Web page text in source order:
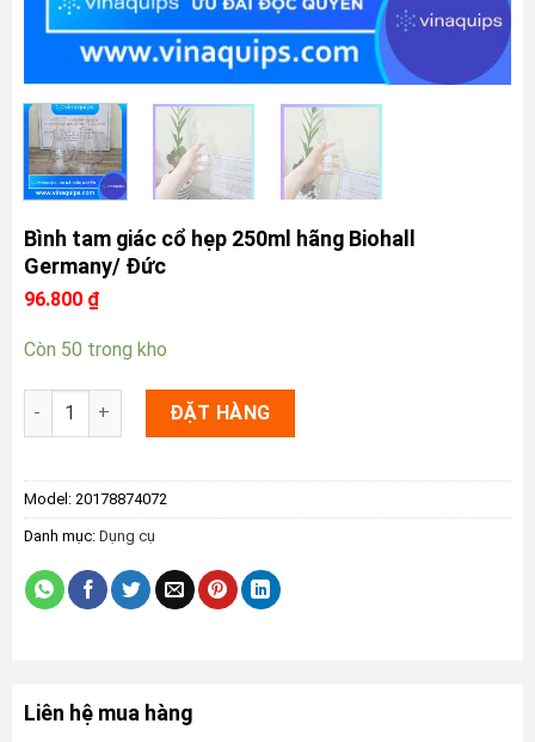
Bình tam giác cổ hẹp 250ml hãng Biohall
Germany/ Đức
96.800 ₫
Còn 50 trong kho
Bình tam giác cổ hẹp 250ml hãng Biohall Germany/ Đức số
ĐẶT HÀNG
Model: 20178874072
Danh mục: Dụng cụ
Liên hệ mua hàng